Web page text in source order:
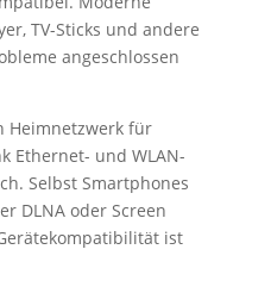
TV-Sticks und andere
angeschlossen
Heimnetzwerk für
Ethernet- und WLAN-
Selbst Smartphones
DLNA oder Screen
ist